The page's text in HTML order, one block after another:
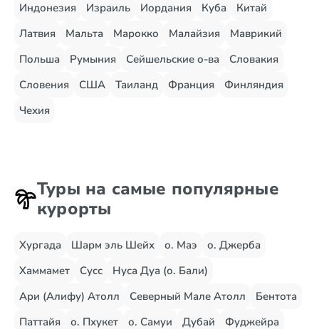
Индонезия
Израиль Иордания Куба
Китай
Латвия
Мальта Марокко Малайзия
Маврикий
Польша
Румыния Сейшельские о-ва
Словакия
Словения
США Таиланд Франция
Финляндия
Чехия
Туры на самые популярные
курорты
Хургада Шарм эль Шейх о. Маэ
о. Джерба
Хаммамет
Сусс
Нуса Дуа (о. Бали)
Ари (Алифу) Атолл
Северный Мале Атолл
Бентота
Паттайя
о. Пхукет о. Самуи Дубай
Фуджейра